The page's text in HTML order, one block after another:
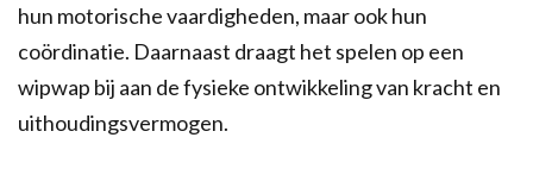
hun motorische vaardigheden, maar ook hun
coördinatie. Daarnaast draagt het spelen op een
wipwap bij aan de fysieke ontwikkeling van kracht en
uithoudingsvermogen.